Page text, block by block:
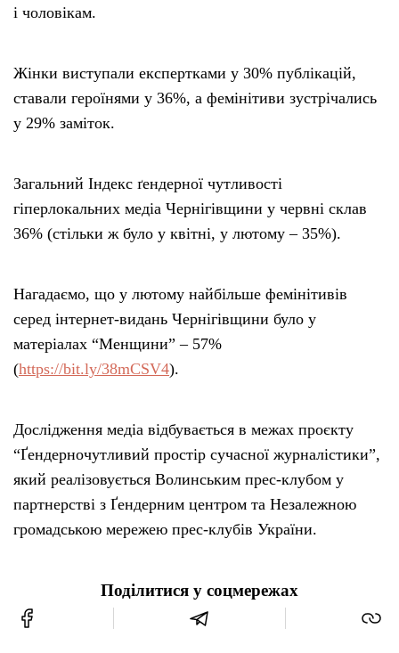
і чоловікам.
Жінки виступали експертками у 30% публікацій,
ставали героїнями у 36%, а фемінітиви зустрічались
у 29% заміток.
Загальний Індекс ґендерної чутливості
гіперлокальних медіа Чернігівщини у червні склав
36% (стільки ж було у квітні, у лютому – 35%).
Нагадаємо, що у лютому найбільше фемінітивів
серед інтернет-видань Чернігівщини було у
матеріалах “Менщини” – 57%
(https://bit.ly/38mCSV4).
Дослідження медіа відбувається в межах проєкту
“Ґендерночутливий простір сучасної журналістики”,
який реалізовується Волинським прес-клубом у
партнерстві з Ґендерним центром та Незалежною
громадською мережею прес-клубів України.
Поділитися у соцмережах